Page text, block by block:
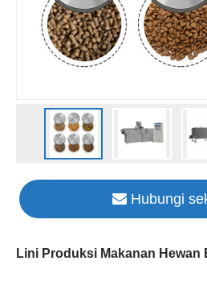
Hubungi
Lini Produksi Makanan Hewan